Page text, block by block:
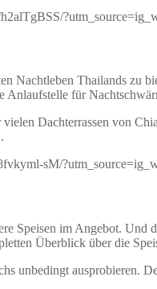
Nachtleben Thailands
Anlaufstelle für
Dachterrassen von
sM/
Speisen im Angebot. Und
Überblick über die
unbedingt ausprobieren.